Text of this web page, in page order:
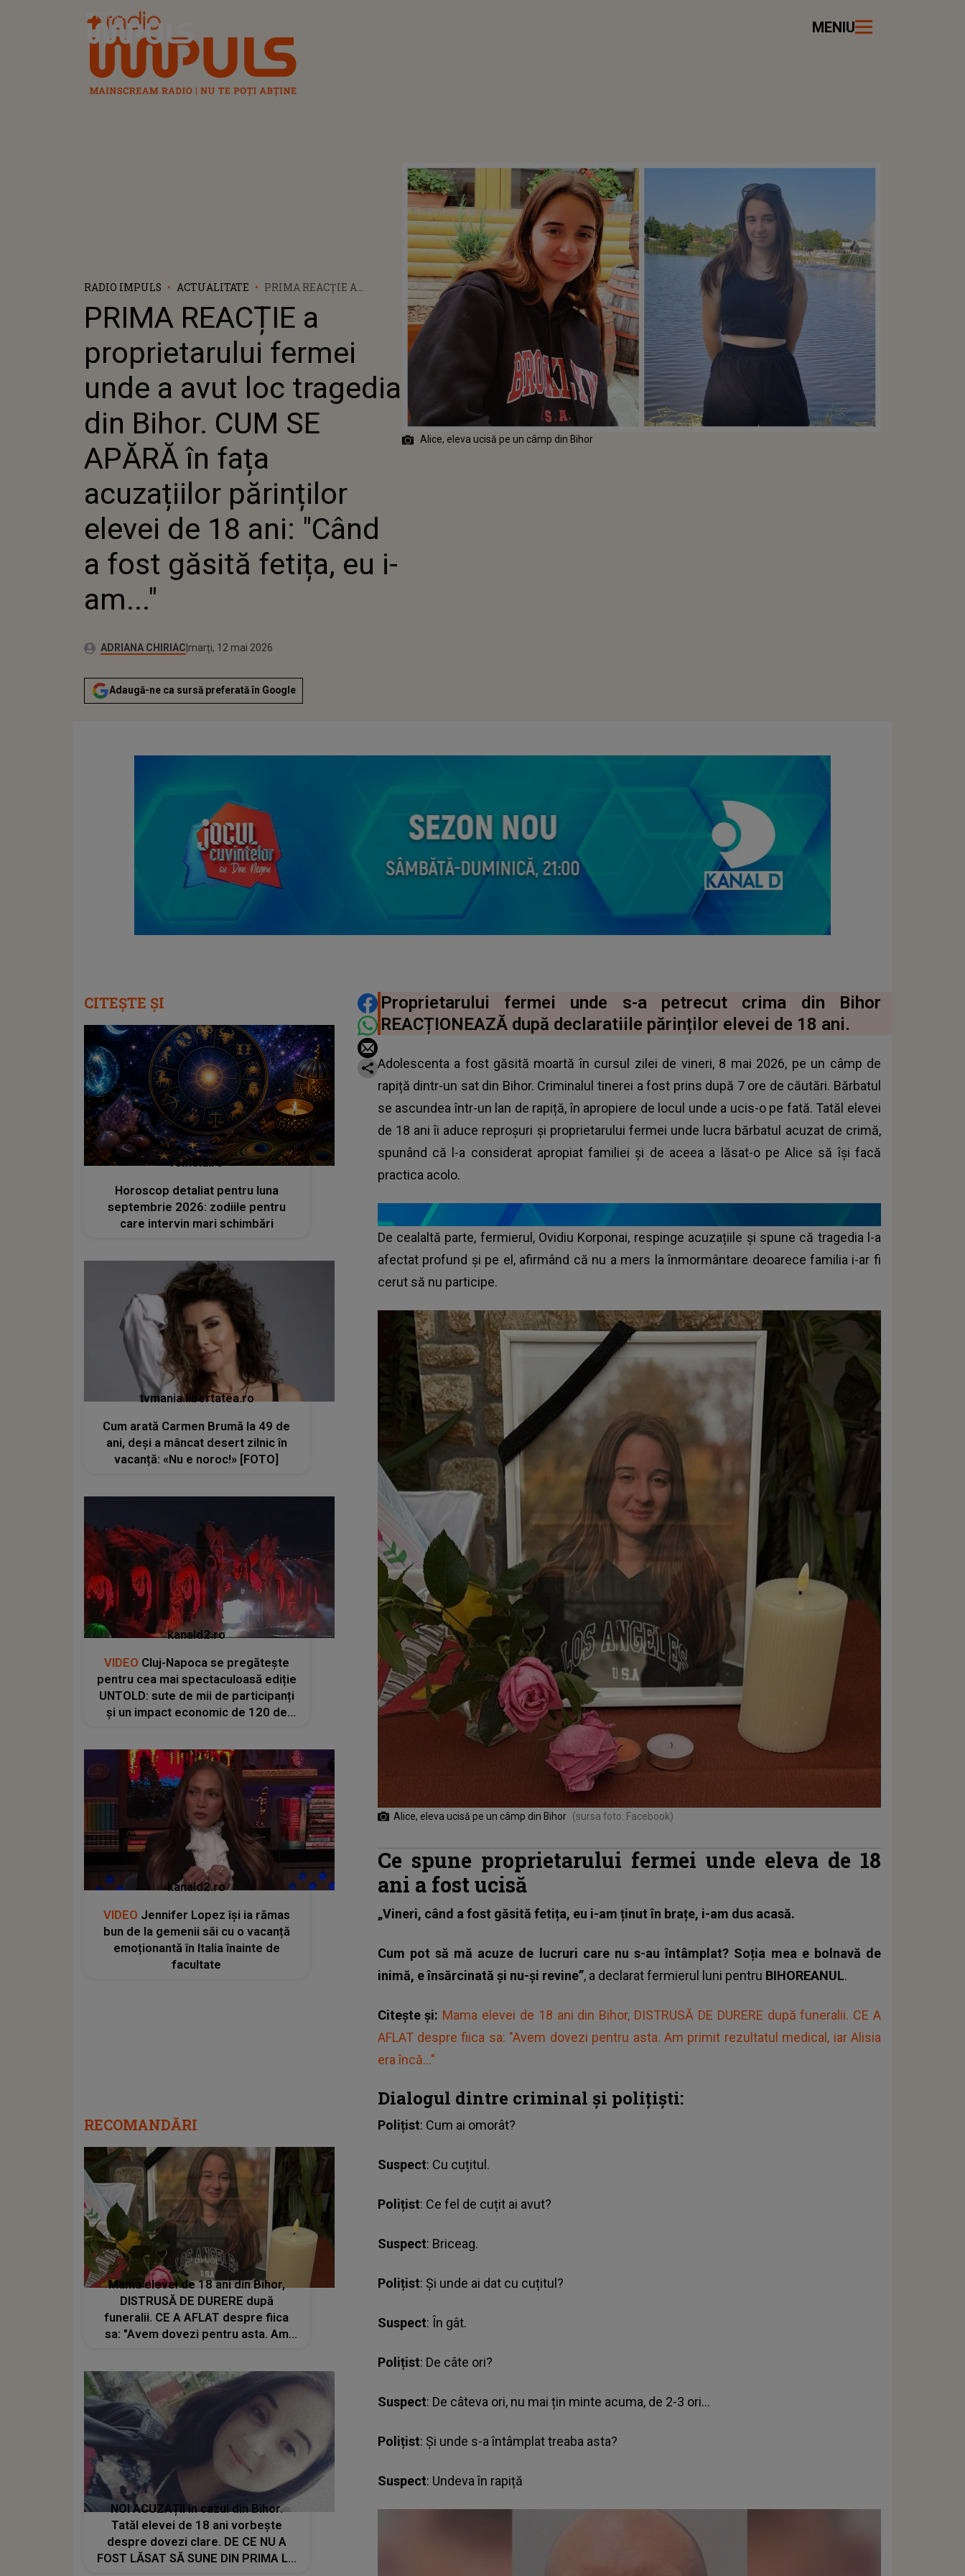
Radio Impuls MENIU
RADIO IMPULS ACTUALITATE
PRIMA REACȚIE A
FERMEI UNDE A AVUT LOC
TRAGEDIA DIN BIHOR.
CUM SE APĂRĂ ÎN FAȚA
ACUZAȚIILOR
PĂRINȚILOR ELEVEI DE 18
ANI: "CÂND A FOST GĂSITĂ
FETIȚA, EU I-AM..."
PRIMA REACȚIE a
proprietarului fermei
unde a avut loc tragedia
din Bihor. CUM SE
APĂRĂ în fața
acuzațiilor părinților
elevei de 18 ani: "Când
a fost găsită fetița, eu i-
am..."
Autor:ADRIANA CHIRIAC Publicat:
marți, 12 mai 2026
Adaugă-ne ca sursă preferată în Google
Alice, eleva ucisă pe un câmp din Bihor
DISTRIBUIE ARTICOLUL
Proprietarului fermei unde s-a petrecut crima din Bihor
REACȚIONEAZĂ după declaratiile părinților elevei de 18 ani.
Adolescenta a fost găsită moartă în cursul zilei de vineri, 8 mai 2026, pe un câmp de
rapiță dintr-un sat din Bihor. Criminalul tinerei a fost prins după 7 ore de căutări. Bărbatul
se ascundea într-un lan de rapiță, în apropiere de locul unde a ucis-o pe fată. Tatăl elevei
de 18 ani îi aduce reproșuri și proprietarului fermei unde lucra bărbatul acuzat de crimă,
spunând că l-a considerat apropiat familiei și de aceea a lăsat-o pe Alice să își facă
practica acolo.
De cealaltă parte, fermierul, Ovidiu Korponai, respinge acuzațiile și spune că tragedia l-a
afectat profund și pe el, afirmând că nu a mers la înmormântare deoarece familia i-ar fi
cerut să nu participe.
Alice, eleva ucisă pe un câmp din Bihor (sursa foto: Facebook)
Ce spune proprietarului fermei unde eleva de 18
ani a fost ucisă
„Vineri, când a fost găsită fetița, eu i-am ținut în brațe, i-am dus acasă.
Cum pot să mă acuze de lucruri care nu s-au întâmplat? Soția mea e bolnavă de
inimă, e însărcinată și nu-și revine”, a declarat fermierul luni pentru BIHOREANUL.
Citește și: Mama elevei de 18 ani din Bihor, DISTRUSĂ DE DURERE după funeralii. CE A
AFLAT despre fiica sa: "Avem dovezi pentru asta. Am primit rezultatul medical, iar Alisia
era încă..."
Dialogul dintre criminal și polițiști:
Polițist: Cum ai omorât?
Suspect: Cu cuțitul.
Polițist: Ce fel de cuțit ai avut?
Suspect: Briceag.
Polițist: Și unde ai dat cu cuțitul?
Suspect: În gât.
Polițist: De câte ori?
Suspect: De câteva ori, nu mai țin minte acuma, de 2-3 ori…
Polițist: Și unde s-a întâmplat treaba asta?
Suspect: Undeva în rapiță
CITEȘTE ȘI
femeia.ro
Horoscop detaliat pentru luna
septembrie 2026: zodiile pentru
care intervin mari schimbări
tvmania.libertatea.ro
Cum arată Carmen Brumă la 49 de
ani, deși a mâncat desert zilnic în
vacanță: «Nu e noroc!» [FOTO]
kanald2.ro
VIDEO Cluj-Napoca se pregătește
pentru cea mai spectaculoasă ediție
UNTOLD: sute de mii de participanți
și un impact economic de 120 de
kanald2.ro
VIDEO Jennifer Lopez își ia rămas
bun de la gemenii săi cu o vacanță
emoționantă în Italia înainte de
facultate
RECOMANDĂRI
Mama elevei de 18 ani din Bihor,
DISTRUSĂ DE DURERE după
funeralii. CE A AFLAT despre fiica
sa: "Avem dovezi pentru asta. Am
NOI ACUZAȚII în cazul din Bihor.
Tatăl elevei de 18 ani vorbește
despre dovezi clare. DE CE NU A
FOST LĂSAT SĂ SUNE DIN PRIMA LA